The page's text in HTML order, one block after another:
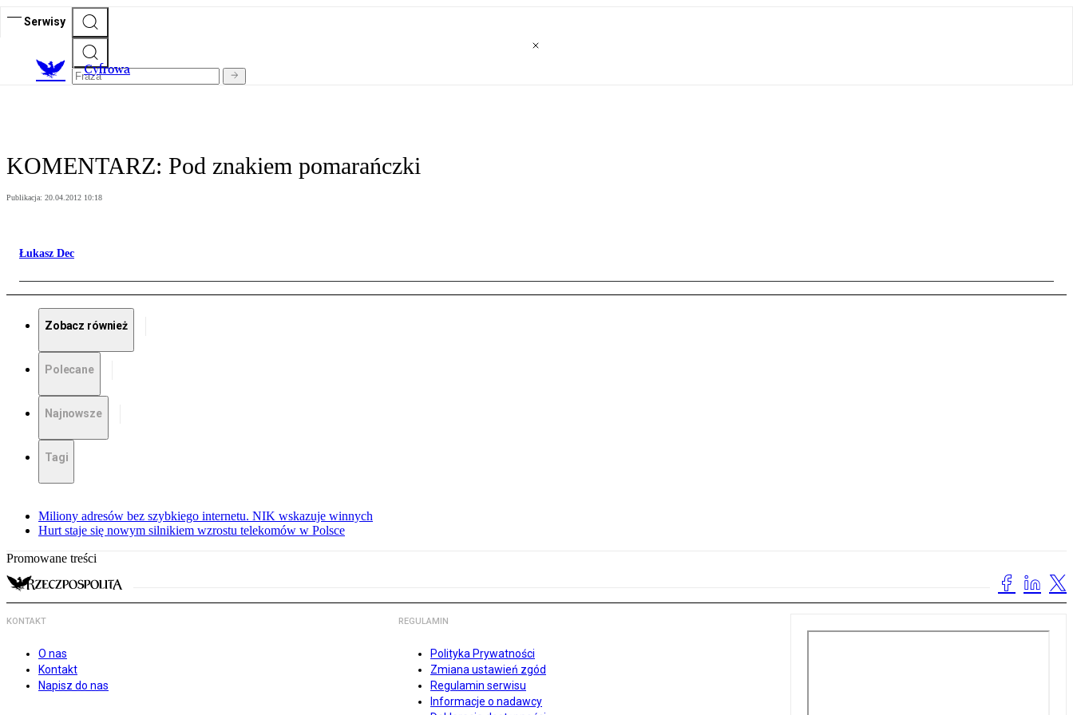
Serwisy
Cyfrowa
KOMENTARZ: Pod znakiem pomarańczki
Publikacja: 20.04.2012 10:18
Łukasz Dec
Zobacz również
Polecane
Najnowsze
Tagi
Miliony adresów bez szybkiego internetu. NIK wskazuje winnych
Hurt staje się nowym silnikiem wzrostu telekomów w Polsce
Promowane treści
KONTAKT
O nas
Kontakt
Napisz do nas
REGULAMIN
Polityka Prywatności
Zmiana ustawień zgód
Regulamin serwisu
Informacje o nadawcy